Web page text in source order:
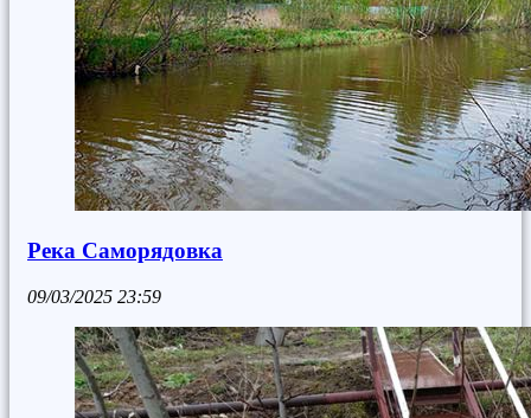
Река Саморядовка
09/03/2025 23:59